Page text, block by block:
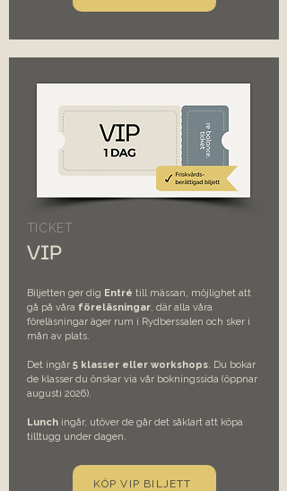
TICKET
VIP
Biljetten ger dig Entré till mässan, möjlighet att
gå på våra föreläsningar, där alla våra
föreläsningar äger rum i Rydberssalen och sker i
mån av plats.
Det ingår 5 klasser eller workshops. Du bokar
de klasser du önskar via vår bokningssida (öppnar
augusti 2026).
Lunchingår, utöver de går det såklart att köpa
tilltugg under dagen.
KÖP VIP BILJETT